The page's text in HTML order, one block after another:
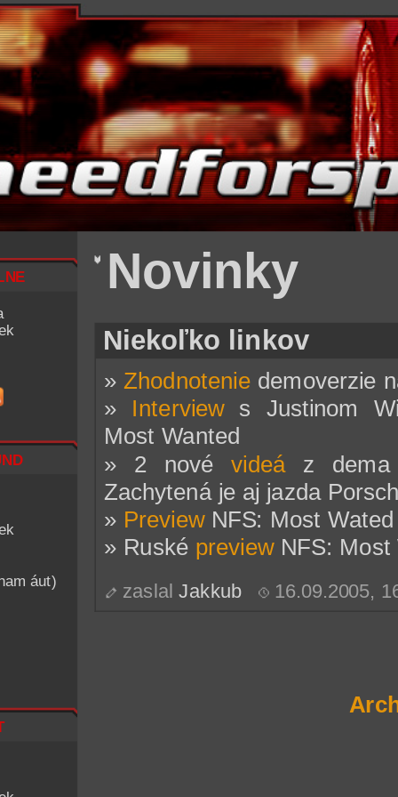
áut)
Novinky
Niekoľko linkov
» Zhodnotenie demoverzie
» Interviews Justinom
Most Wanted
» 2 novévideá z dema
Zachytená je aj jazda
» PreviewNFS: Most
» Ruské previewNFS: Most
zaslalJakkub 16.09.2005,